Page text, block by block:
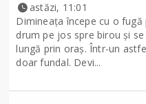
astăzi, 11:01
Dimineața începe cu o
drum pe jos spre birou și
lungă prin oraș. Într-un
doar fundal. Devi...